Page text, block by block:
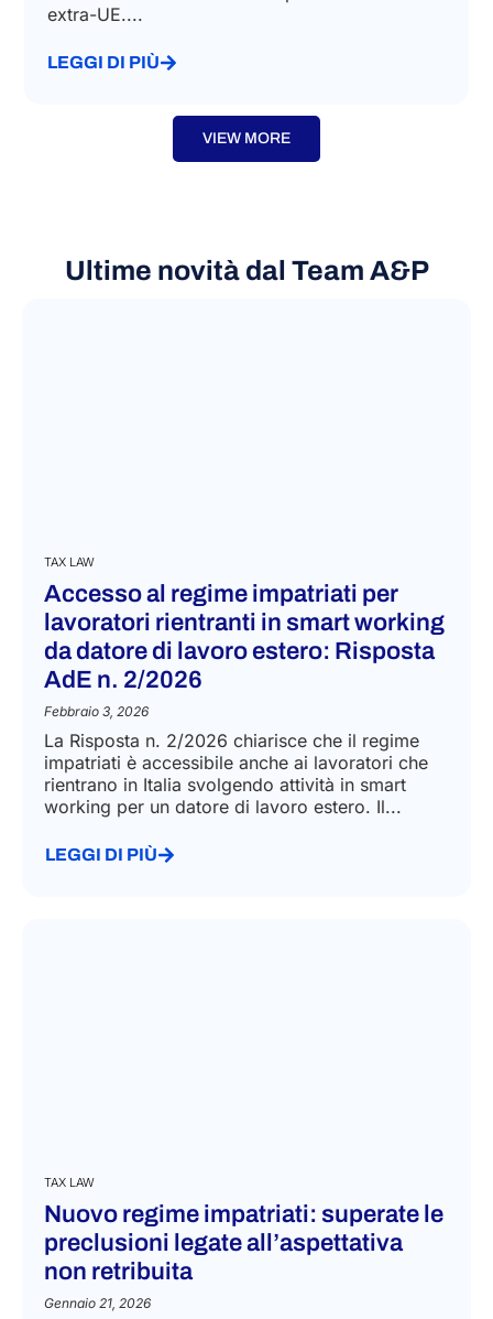
extra-UE....
LEGGI DI PIÙ
VIEW MORE
Ultime novità dal Team A&P
TAX LAW
Accesso al regime impatriati per
lavoratori rientranti in smart working
da datore di lavoro estero: Risposta
AdE n. 2/2026
Febbraio 3, 2026
La Risposta n. 2/2026 chiarisce che il regime
impatriati è accessibile anche ai lavoratori che
rientrano in Italia svolgendo attività in smart
working per un datore di lavoro estero. Il...
LEGGI DI PIÙ
TAX LAW
Nuovo regime impatriati: superate le
preclusioni legate all’aspettativa
non retribuita
Gennaio 21, 2026